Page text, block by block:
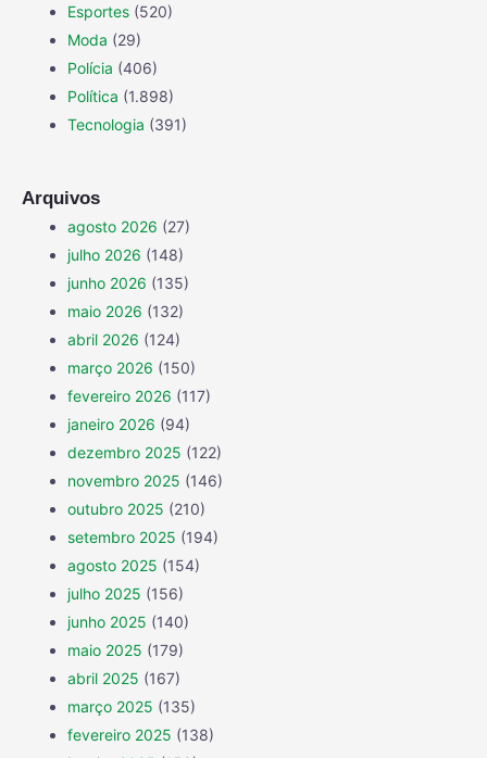
Esportes (520)
Moda (29)
Polícia (406)
Política (1.898)
Tecnologia (391)
Arquivos
agosto 2026 (27)
julho 2026 (148)
junho 2026 (135)
maio 2026 (132)
abril 2026 (124)
março 2026 (150)
fevereiro 2026 (117)
janeiro 2026 (94)
dezembro 2025 (122)
novembro 2025 (146)
outubro 2025 (210)
setembro 2025 (194)
agosto 2025 (154)
julho 2025 (156)
junho 2025 (140)
maio 2025 (179)
abril 2025 (167)
março 2025 (135)
fevereiro 2025 (138)